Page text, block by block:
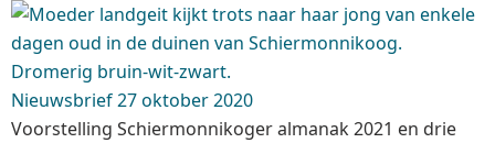
Nieuwsbrief 27 oktober 2020
Voorstelling Schiermonnikoger almanak 2021 en drie